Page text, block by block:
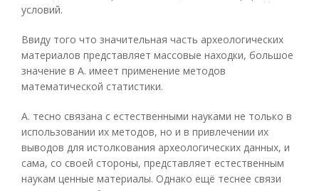
условий.
Ввиду того что значительная часть археологических
материалов представляет массовые находки, большое
значение в А. имеет применение методов
математической статистики.
А. тесно связана с естественными науками не только в
использовании их методов, но и в привлечении их
выводов для истолкования археологических данных, и
сама, со своей стороны, представляет естественным
наукам ценные материалы. Однако ещё теснее связи